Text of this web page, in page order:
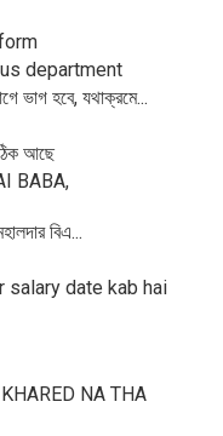
department
ভাগ হবে, যথাক্রমে...
আছে
BABA,
বিএ...
salary date kab hai
NA THA